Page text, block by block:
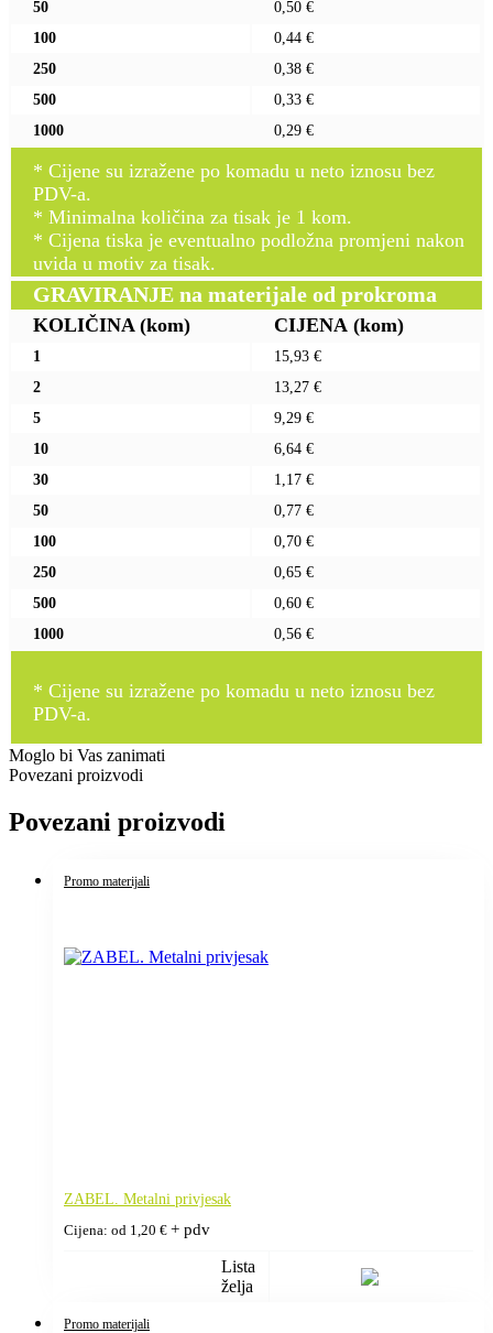
50
0,50 €
100
0,44 €
250
0,38 €
500
0,33 €
1000
0,29 €
* Cijene su izražene po komadu u neto iznosu bez
PDV-a.
* Minimalna količina za tisak je 1 kom.
* Cijena tiska je eventualno podložna promjeni nakon
uvida u motiv za tisak.
GRAVIRANJE na materijale od prokroma
KOLIČINA (kom) CIJENA (kom)
1
15,93 €
2
13,27 €
5
9,29 €
10
6,64 €
30
1,17 €
50
0,77 €
100
0,70 €
250
0,65 €
500
0,60 €
1000
0,56 €
* Cijene su izražene po komadu u neto iznosu bez
PDV-a.
Moglo bi Vas zanimati
Povezani proizvodi
Povezani proizvodi
Promo materijali
ZABEL. Metalni privjesak
Cijena: od 1,20 € + pdv
Lista
želja
Promo materijali